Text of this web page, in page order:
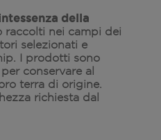
della
raccolti nei campi dei
selezionati e
I prodotti sono
conservare al
terra di origine.
richiesta dal